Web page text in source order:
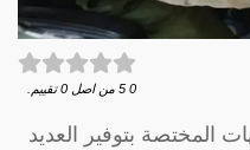
0
5 من اصل 0 تقييم.
المختصة بتوفير العديد